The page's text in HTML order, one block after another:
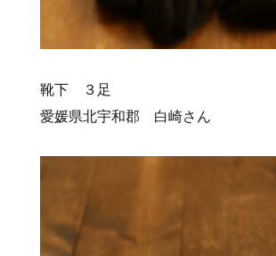
靴下 ３足
愛媛県北宇和郡 白崎さん